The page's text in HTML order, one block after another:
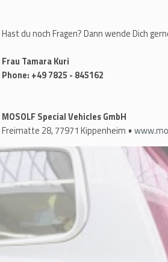
Hast du noch Fragen? Dann wende Dich
Frau Tamara Kuri
Phone: +49 7825 - 845162
MOSOLF Special Vehicles GmbH
Freimatte 28, 77971 Kippenheim •